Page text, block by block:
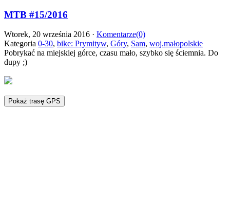
MTB #15/2016
Wtorek, 20 września 2016 · Komentarze(0)
Kategoria 0-30, bike: Prymityw, Góry, Sam, woj.małopolskie
Pobrykać na miejskiej górce, czasu mało, szybko się ściemnia. Do
dupy ;)
Pokaż trasę GPS